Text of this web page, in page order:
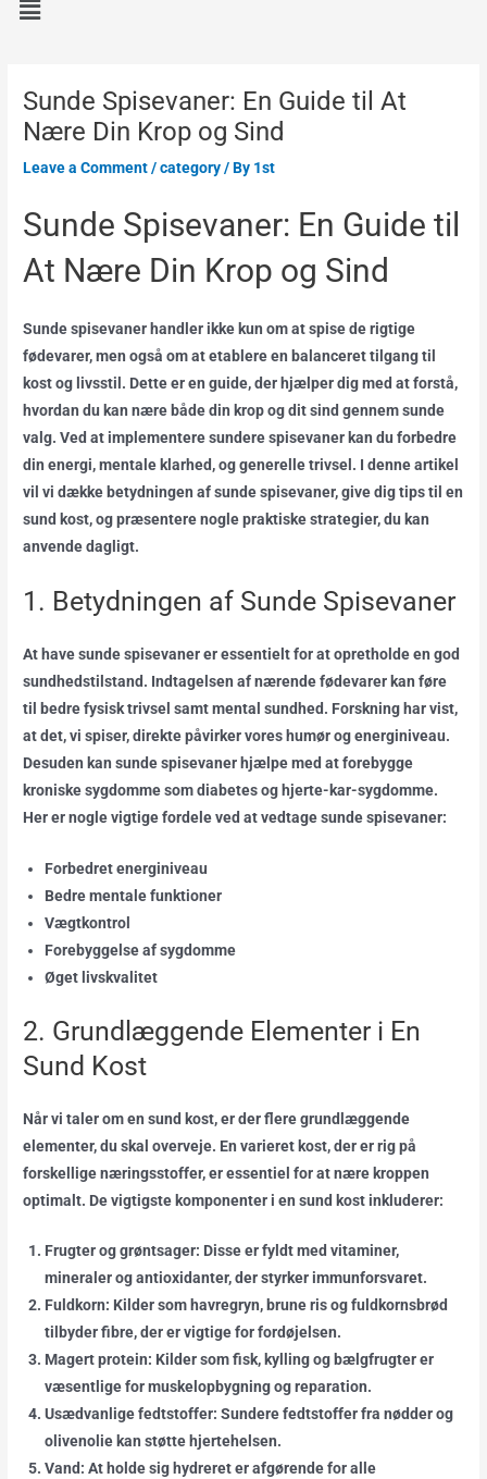
Sunde Spisevaner: En Guide til At
Nære Din Krop og Sind
Leave a Comment/category/ By 1st
Sunde Spisevaner: En Guide til
At Nære Din Krop og Sind
Sunde spisevaner handler ikke kun om at spise de rigtige
fødevarer, men også om at etablere en balanceret tilgang til
kost og livsstil. Dette er en guide, der hjælper dig med at forstå,
hvordan du kan nære både din krop og dit sind gennem sunde
valg. Ved at implementere sundere spisevaner kan du forbedre
din energi, mentale klarhed, og generelle trivsel. I denne artikel
vil vi dække betydningen af sunde spisevaner, give dig tips til en
sund kost, og præsentere nogle praktiske strategier, du kan
anvende dagligt.
1. Betydningen af Sunde Spisevaner
At have sunde spisevaner er essentielt for at opretholde en god
sundhedstilstand. Indtagelsen af nærende fødevarer kan føre
til bedre fysisk trivsel samt mental sundhed. Forskning har vist,
at det, vi spiser, direkte påvirker vores humør og energiniveau.
Desuden kan sunde spisevaner hjælpe med at forebygge
kroniske sygdomme som diabetes og hjerte-kar-sygdomme.
Her er nogle vigtige fordele ved at vedtage sunde spisevaner:
Forbedret energiniveau
Bedre mentale funktioner
Vægtkontrol
Forebyggelse af sygdomme
Øget livskvalitet
2. Grundlæggende Elementer i En
Sund Kost
Når vi taler om en sund kost, er der flere grundlæggende
elementer, du skal overveje. En varieret kost, der er rig på
forskellige næringsstoffer, er essentiel for at nære kroppen
optimalt. De vigtigste komponenter i en sund kost inkluderer:
Frugter og grøntsager: Disse er fyldt med vitaminer,
mineraler og antioxidanter, der styrker immunforsvaret.
Fuldkorn: Kilder som havregryn, brune ris og fuldkornsbrød
tilbyder fibre, der er vigtige for fordøjelsen.
Magert protein: Kilder som fisk, kylling og bælgfrugter er
væsentlige for muskelopbygning og reparation.
Usædvanlige fedtstoffer: Sundere fedtstoffer fra nødder og
olivenolie kan støtte hjertehelsen.
Vand: At holde sig hydreret er afgørende for alle